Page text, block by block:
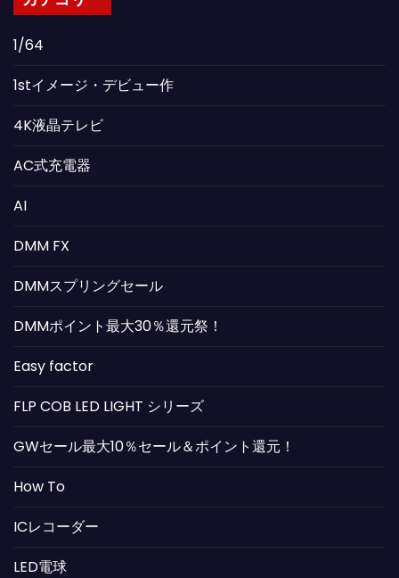
1/64
1stイメージ・デビュー作
4K液晶テレビ
AC式充電器
AI
DMM FX
DMMスプリングセール
DMMポイント最大30％還元祭！
Easy factor
FLP COB LED LIGHT シリーズ
GWセール最大10％セール＆ポイント還元！
How To
ICレコーダー
LED電球